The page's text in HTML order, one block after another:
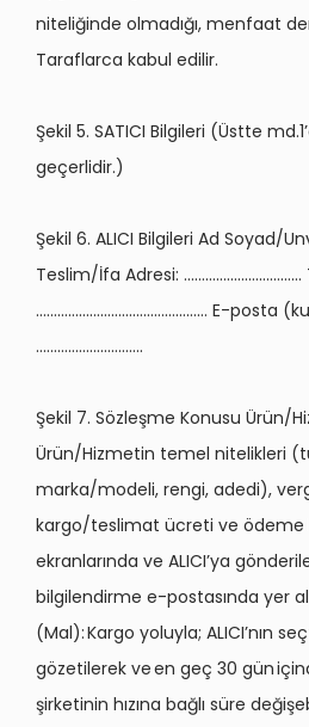
niteliğinde olmadığı, menfaat
Taraflarca kabul edilir.
Şekil 5. SATICI Bilgileri (Üstte
geçerlidir.)
Şekil 6. ALICI Bilgileri Ad Soyad/
Teslim/İfa Adresi: ……………………………
………………………………………… E-posta
…………………………
Şekil 7. Sözleşme Konusu Ürün/
Ürün/Hizmetin temel nitelikleri
marka/modeli, rengi, adedi),
kargo/teslimat ücreti ve ödeme
ekranlarında ve ALICI’ya
bilgilendirme e-postasında yer
(Mal): Kargo yoluyla; ALICI’nın
gözetilerek ve en geç 30 gün
şirketinin hızına bağlı süre